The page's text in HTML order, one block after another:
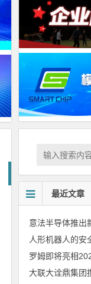
最近文章
人形机器人的安